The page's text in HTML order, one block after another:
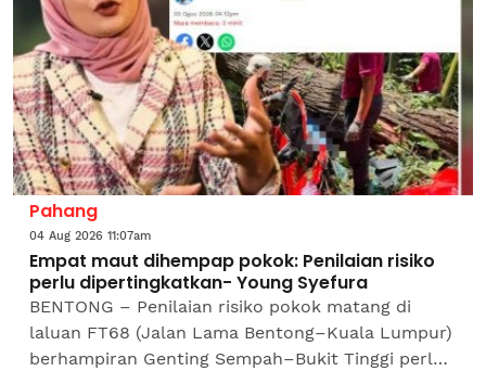
Pahang
04 Aug 2026 11:07am
Empat maut dihempap pokok: Penilaian risiko
perlu dipertingkatkan- Young Syefura
BENTONG – Penilaian risiko pokok matang di
laluan FT68 (Jalan Lama Bentong–Kuala Lumpur)
berhampiran Genting Sempah–Bukit Tinggi perlu